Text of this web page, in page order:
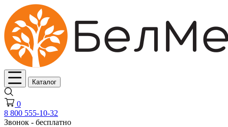
Каталог
0
8 800 555-10-32
Звонок - бесплатно